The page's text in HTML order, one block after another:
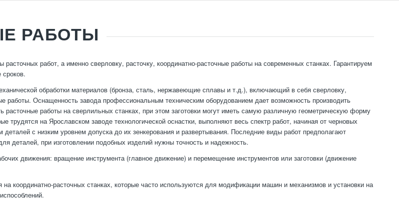
РАБОТЫ
работ, а именно сверловку, расточку, координатно-расточные работы на современных станках. Гарантируем
сроков.
обработки материалов (бронза, сталь, нержавеющие сплавы и т.д.), включающий в себя сверловку,
работы. Оснащенность завода профессиональным техническим оборудованием дает возможность производить
расточные работы на сверлильных станках, при этом заготовки могут иметь самую различную геометрическую форму
трудятся на Ярославском заводе технологической оснастки, выполняют весь спектр работ, начиная от черновых
деталей с низким уровнем допуска до их зенкерования и развертывания. Последние виды работ предполагают
деталей, при изготовлении подобных изделий нужны точность и надежность.
движения: вращение инструмента (главное движение) и перемещение инструментов или заготовки (движение
координатно-расточных станках, которые часто используются для модификации машин и механизмов и установки на